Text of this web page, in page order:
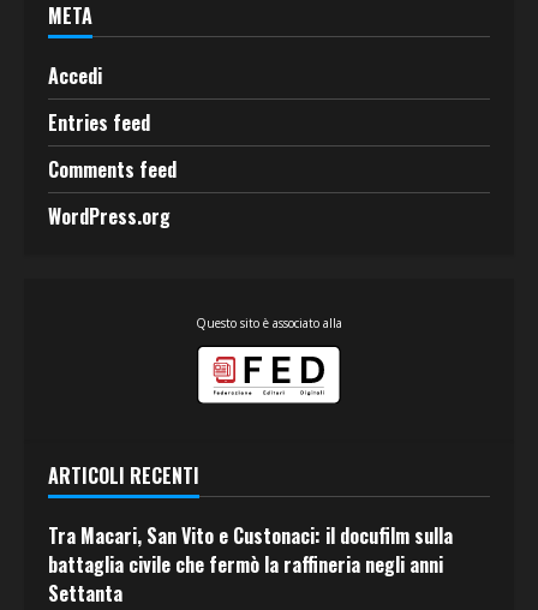
META
Accedi
Entries feed
Comments feed
WordPress.org
Questo sito è associato alla
ARTICOLI RECENTI
Tra Macari, San Vito e Custonaci: il docufilm sulla
battaglia civile che fermò la raffineria negli anni
Settanta